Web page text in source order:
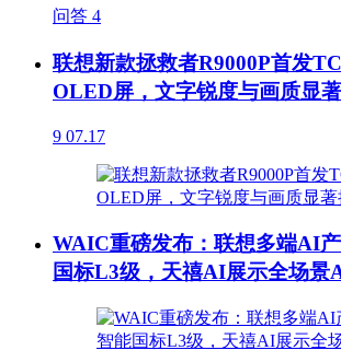
问答 4
联想新款拯救者R9000P首发
OLED屏，文字锐度与画质显
9 07.17
WAIC重磅发布：联想多端AI
国标L3级，天禧AI展示全场景